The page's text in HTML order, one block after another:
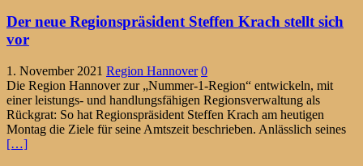
Der neue Regionspräsident Steffen Krach stellt sich
vor
1. November 2021 Region Hannover 0
Die Region Hannover zur „Nummer-1-Region“ entwickeln, mit
einer leistungs- und handlungsfähigen Regionsverwaltung als
Rückgrat: So hat Regionspräsident Steffen Krach am heutigen
Montag die Ziele für seine Amtszeit beschrieben. Anlässlich seines
[…]